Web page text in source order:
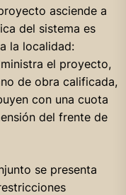
asciende a
del sistema es
la localidad:
el proyecto,
de obra calificada,
con una cuota
del frente de
se presenta